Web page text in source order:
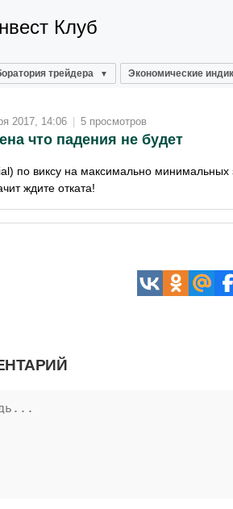
Клуб
трейдера Экономические
2017, 14:06 | 5 просмотров
что падения не будет
по виксу на максимально минимальных
ждите отката!